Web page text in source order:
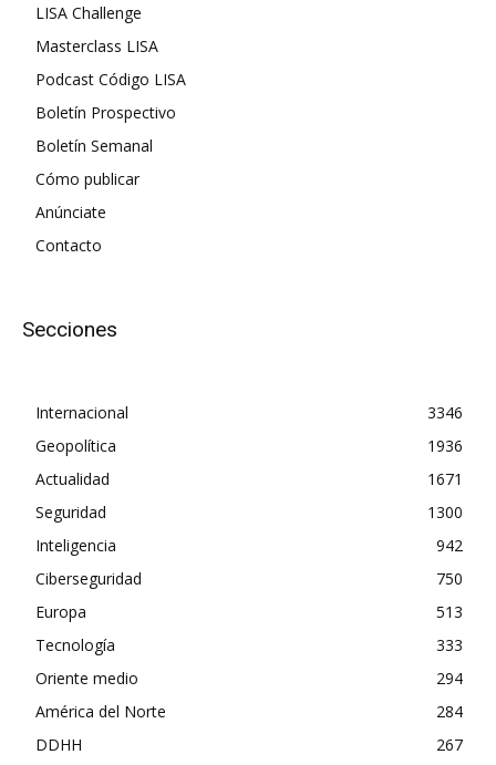
LISA Challenge
Masterclass LISA
Podcast Código LISA
Boletín Prospectivo
Boletín Semanal
Cómo publicar
Anúnciate
Contacto
Secciones
Internacional
3346
Geopolítica
1936
Actualidad
1671
Seguridad
1300
Inteligencia
942
Ciberseguridad
750
Europa
513
Tecnología
333
Oriente medio
294
América del Norte
284
DDHH
267